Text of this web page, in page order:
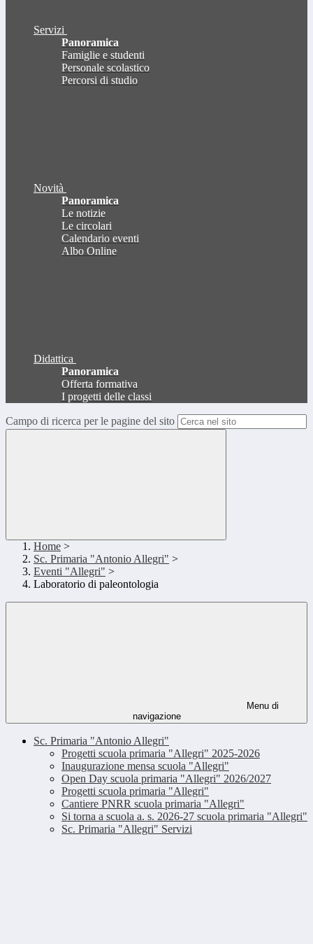
Servizi
Panoramica
Famiglie e studenti
Personale scolastico
Percorsi di studio
Novità
Panoramica
Le notizie
Le circolari
Calendario eventi
Albo Online
Didattica
Panoramica
Offerta formativa
I progetti delle classi
Campo di ricerca per le pagine del sito
Home >
Sc. Primaria "Antonio Allegri" >
Eventi "Allegri" >
Laboratorio di paleontologia
Menu di
navigazione
Sc. Primaria "Antonio Allegri"
Progetti scuola primaria "Allegri" 2025-2026
Inaugurazione mensa scuola "Allegri"
Open Day scuola primaria "Allegri" 2026/2027
Progetti scuola primaria "Allegri"
Cantiere PNRR scuola primaria "Allegri"
Si torna a scuola a. s. 2026-27 scuola primaria "Allegri"
Sc. Primaria "Allegri" Servizi